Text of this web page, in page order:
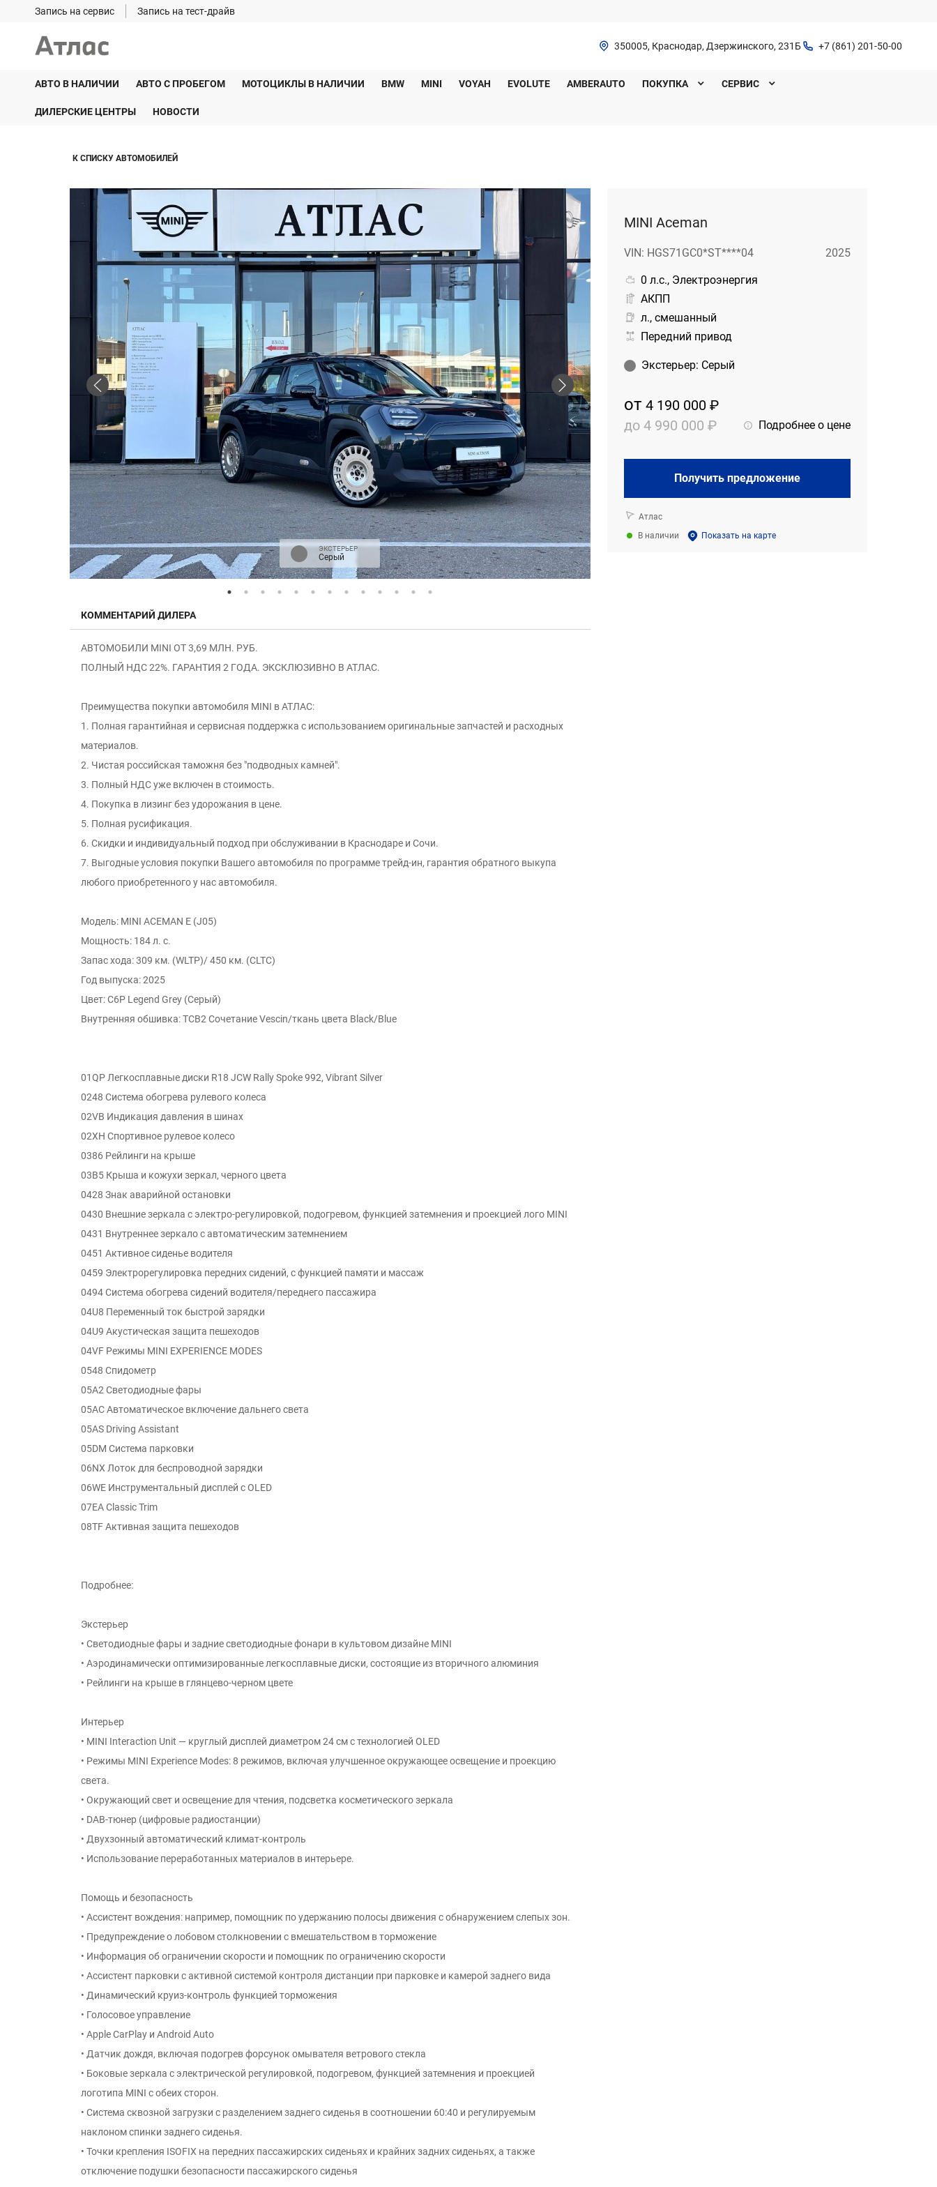
Запись на сервис Запись на тест-драйв
350005, Краснодар, Дзержинского, 231Б +7 (861) 201-50-00
АВТО В НАЛИЧИИ АВТО С ПРОБЕГОМ МОТОЦИКЛЫ В НАЛИЧИИ BMW MINI VOYAH EVOLUTE AMBERAUTO ПОКУПКА СЕРВИС
ДИЛЕРСКИЕ ЦЕНТРЫ НОВОСТИ
К СПИСКУ АВТОМОБИЛЕЙ
ЭКСТЕРЬЕР
Серый
КОММЕНТАРИЙ ДИЛЕРА
АВТОМОБИЛИ MINI ОТ 3,69 МЛН. РУБ.
ПОЛНЫЙ НДС 22%. ГАРАНТИЯ 2 ГОДА. ЭКСКЛЮЗИВНО В АТЛАС.
Преимущества покупки автомобиля MINI в АТЛАС:
1. Полная гарантийная и сервисная поддержка с использованием оригинальные запчастей и расходных
материалов.
2. Чистая российская таможня без "подводных камней".
3. Полный НДС уже включен в стоимость.
4. Покупка в лизинг без удорожания в цене.
5. Полная русификация.
6. Скидки и индивидуальный подход при обслуживании в Краснодаре и Сочи.
7. Выгодные условия покупки Вашего автомобиля по программе трейд-ин, гарантия обратного выкупа
любого приобретенного у нас автомобиля.
Модель: MINI ACEMAN E (J05)
Мощность: 184 л. с.
Запас хода: 309 км. (WLTP)/ 450 км. (CLTC)
Год выпуска: 2025
Цвет: C6P Legend Grey (Серый)
Внутренняя обшивка: TCB2 Сочетание Vescin/ткань цвета Black/Blue
01QP Легкосплавные диски R18 JCW Rally Spoke 992, Vibrant Silver
0248 Система обогрева рулевого колеса
02VB Индикация давления в шинах
02XH Спортивное рулевое колесо
0386 Рейлинги на крыше
03B5 Крыша и кожухи зеркал, черного цвета
0428 Знак аварийной остановки
0430 Внешние зеркала с электро-регулировкой, подогревом, функцией затемнения и проекцией лого MINI
0431 Внутреннее зеркало с автоматическим затемнением
0451 Активное сиденье водителя
0459 Электрорегулировка передних сидений, с функцией памяти и массаж
0494 Система обогрева сидений водителя/переднего пассажира
04U8 Переменный ток быстрой зарядки
04U9 Акустическая защита пешеходов
04VF Режимы MINI EXPERIENCE MODES
0548 Спидометр
05A2 Светодиодные фары
05AC Автоматическое включение дальнего света
05AS Driving Assistant
05DM Система парковки
06NX Лоток для беспроводной зарядки
06WE Инструментальный дисплей с OLED
07EA Classic Trim
08TF Активная защита пешеходов
Подробнее:
Экстерьер
• Светодиодные фары и задние светодиодные фонари в культовом дизайне MINI
• Аэродинамически оптимизированные легкосплавные диски, состоящие из вторичного алюминия
• Рейлинги на крыше в глянцево-черном цвете
Интерьер
• MINI Interaction Unit — круглый дисплей диаметром 24 см с технологией OLED
• Режимы MINI Experience Modes: 8 режимов, включая улучшенное окружающее освещение и проекцию
света.
• Окружающий свет и освещение для чтения, подсветка косметического зеркала
• DAB-тюнер (цифровые радиостанции)
• Двухзонный автоматический климат-контроль
• Использование переработанных материалов в интерьере.
Помощь и безопасность
• Ассистент вождения: например, помощник по удержанию полосы движения с обнаружением слепых зон.
• Предупреждение о лобовом столкновении с вмешательством в торможение
• Информация об ограничении скорости и помощник по ограничению скорости
• Ассистент парковки с активной системой контроля дистанции при парковке и камерой заднего вида
• Динамический круиз-контроль функцией торможения
• Голосовое управление
• Apple CarPlay и Android Auto
• Датчик дождя, включая подогрев форсунок омывателя ветрового стекла
• Боковые зеркала с электрической регулировкой, подогревом, функцией затемнения и проекцией
логотипа MINI с обеих сторон.
• Система сквозной загрузки с разделением заднего сиденья в соотношении 60:40 и регулируемым
наклоном спинки заднего сиденья.
• Точки крепления ISOFIX на передних пассажирских сиденьях и крайних задних сиденьях, а также
отключение подушки безопасности пассажирского сиденья
MINI Aceman
VIN: HGS71GC0*ST****04 2025
0 л.с., Электроэнергия
АКПП
л., смешанный
Передний привод
Экстерьер: Серый
от 4 190 000 ₽
до 4 990 000 ₽ Подробнее о цене
Получить предложение
Атлас
В наличии
Показать на карте